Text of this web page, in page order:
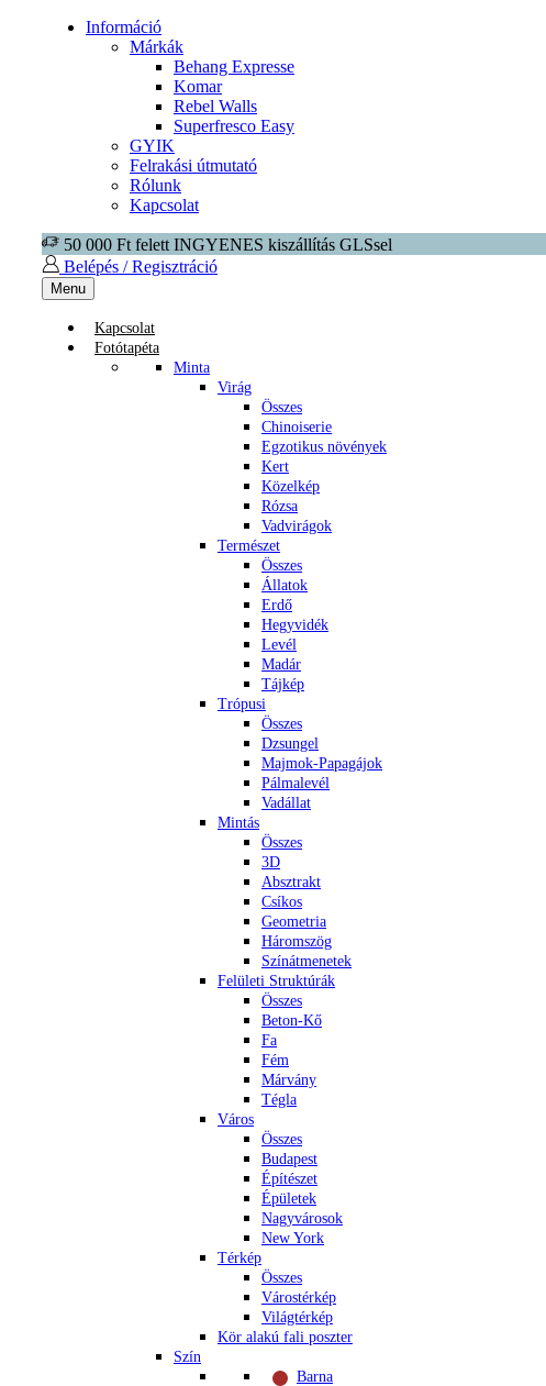
Információ
Márkák
Behang Expresse
Komar
Rebel Walls
Superfresco Easy
GYIK
Felrakási útmutató
Rólunk
Kapcsolat
50 000 Ft felett INGYENES kiszállítás GLSsel
Belépés / Regisztráció
Menu
Kapcsolat
Fotótapéta
Minta
Virág
Összes
Chinoiserie
Egzotikus növények
Kert
Közelkép
Rózsa
Vadvirágok
Természet
Összes
Állatok
Erdő
Hegyvidék
Levél
Madár
Tájkép
Trópusi
Összes
Dzsungel
Majmok-Papagájok
Pálmalevél
Vadállat
Mintás
Összes
3D
Absztrakt
Csíkos
Geometria
Háromszög
Színátmenetek
Felületi Struktúrák
Összes
Beton-Kő
Fa
Fém
Márvány
Tégla
Város
Összes
Budapest
Építészet
Épületek
Nagyvárosok
New York
Térkép
Összes
Várostérkép
Világtérkép
Kör alakú fali poszter
Szín
Barna